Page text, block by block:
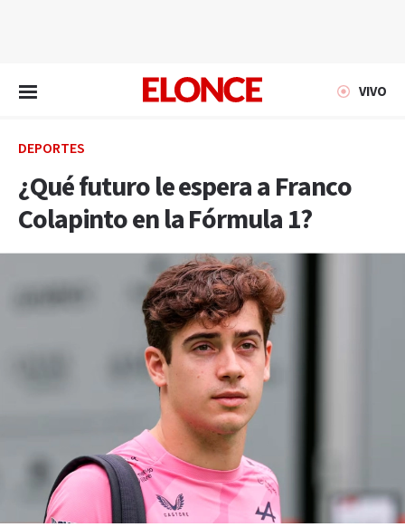
VIVO
DEPORTES
¿Qué futuro le espera a Franco
Colapinto en la Fórmula 1?